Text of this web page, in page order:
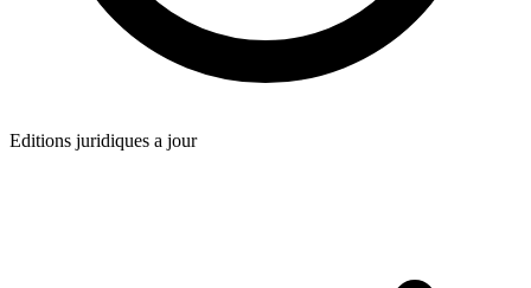
Editions juridiques a jour